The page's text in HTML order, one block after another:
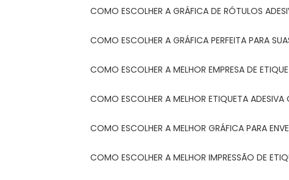
COMO ESCOLHER A GRÁFICA DE RÓTULOS
COMO ESCOLHER A GRÁFICA PERFEITA PARA
COMO ESCOLHER A MELHOR EMPRESA DE
COMO ESCOLHER A MELHOR ETIQUETA
COMO ESCOLHER A MELHOR GRÁFICA PARA
COMO ESCOLHER A MELHOR IMPRESSÃO DE